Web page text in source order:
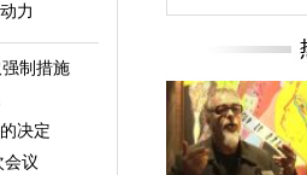
力
制措施
决定
会议